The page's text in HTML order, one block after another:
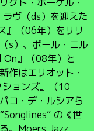
ヴ（ds）を迎えた
』（06年）をリリ
s）、ポール・ニル
On』（08年）と
作はエリオット・
ョンズ』（10
コ・デ・ルシアら
の《世